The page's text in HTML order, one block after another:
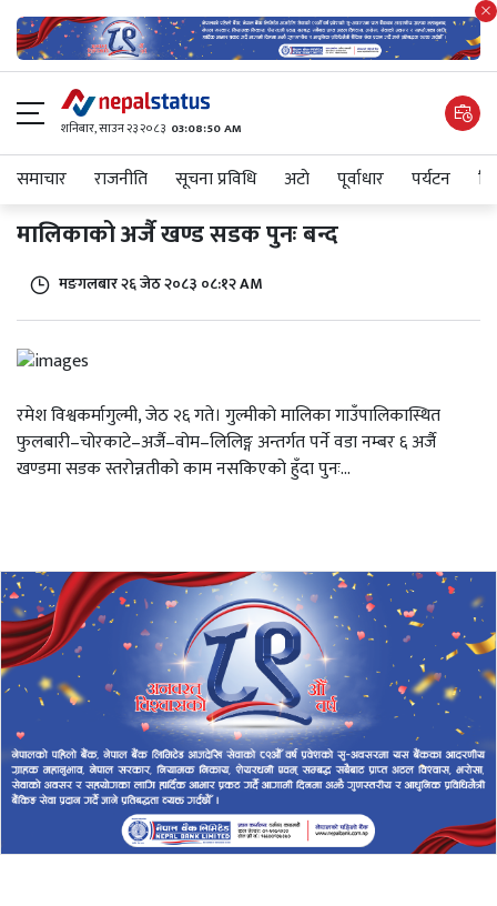
शनिबार, साउन २३ २०८३ 03:08:50 AM
समाचार राजनीति सूचना प्रविधि अटाे पूर्वाधार पर्यटन
मालिकाको अर्जै खण्ड सडक पुनः बन्द
मङगलबार २६ जेठ २०८३ ०८:१२ AM
रमेश विश्वकर्मागुल्मी, जेठ २६ गते। गुल्मीको मालिका गाउँपालिकास्थित
फुलबारी–चोरकाटे–अर्जै–वोम–लिलिङ्ग अन्तर्गत पर्ने वडा नम्बर ६ अर्जै
खण्डमा सडक स्तरोन्नतीको काम नसकिएको हुँदा पुनः...